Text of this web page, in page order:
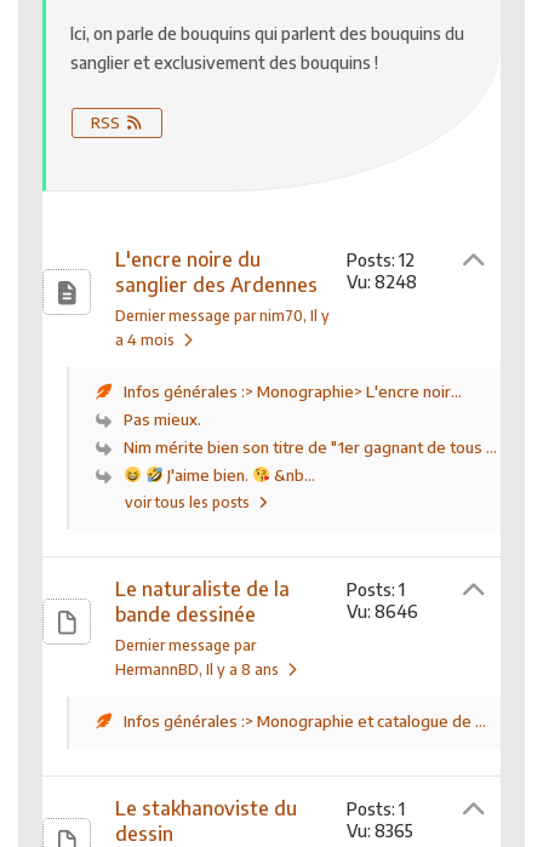
Ici, on parle de bouquins qui parlent des bouquins du
sanglier et exclusivement des bouquins !
RSS
L'encre noire du
sanglier des Ardennes
Dernier message par nim70, Il y
a 4 mois
Posts: 12
Vu: 8248
Infos générales :> Monographie> L'encre noir...
Pas mieux.
Nim mérite bien son titre de "1er gagnant de tous ...
J'aime bien.
&nb...
voir tous les posts
Le naturaliste de la
bande dessinée
Dernier message par
HermannBD, Il y a 8 ans
Posts: 1
Vu: 8646
Infos générales :> Monographie et catalogue de ...
Le stakhanoviste du
dessin
Posts: 1
Vu: 8365